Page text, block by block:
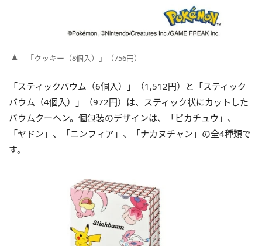
「クッキー（8個入）」（756円）
「スティックバウム（6個入）」（1,512円）と「スティック
バウム（4個入）」（972円）は、スティック状にカットした
バウムクーヘン。個包装のデザインは、「ピカチュウ」、
「ヤドン」、「ニンフィア」、「ナカヌチャン」の全4種類で
す。